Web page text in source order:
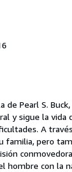
de Pearl S.
y sigue la
A
familia, pero
hombre con la